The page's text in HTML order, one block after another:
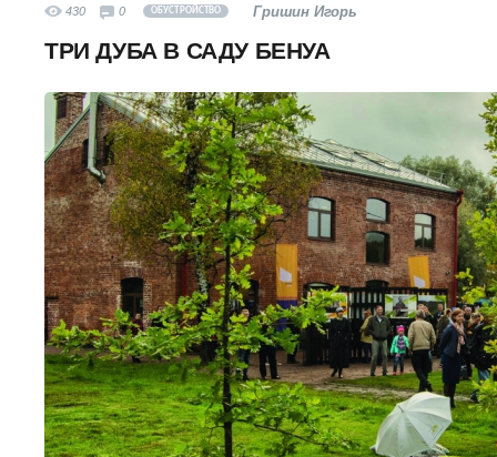
430 0 ОБУСТРОЙСТВО Гришин Игорь
ТРИ ДУБА В САДУ БЕНУА